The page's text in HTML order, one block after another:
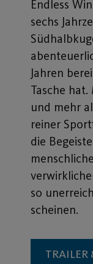
Endless
sechs
Jahren
Tasche
und mehr
reiner
die
so
scheinen.
TRAILER